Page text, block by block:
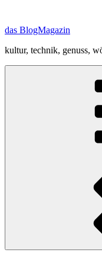
springen
das BlogMagazin
kultur, technik, genuss,